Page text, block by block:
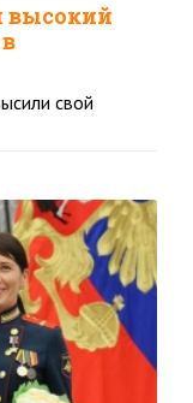
высокий
свой